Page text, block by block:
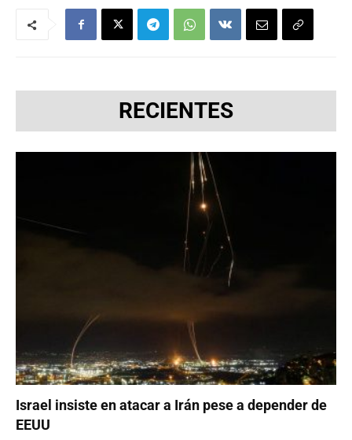
RECIENTES
Israel insiste en atacar a Irán pese a depender de
EEUU